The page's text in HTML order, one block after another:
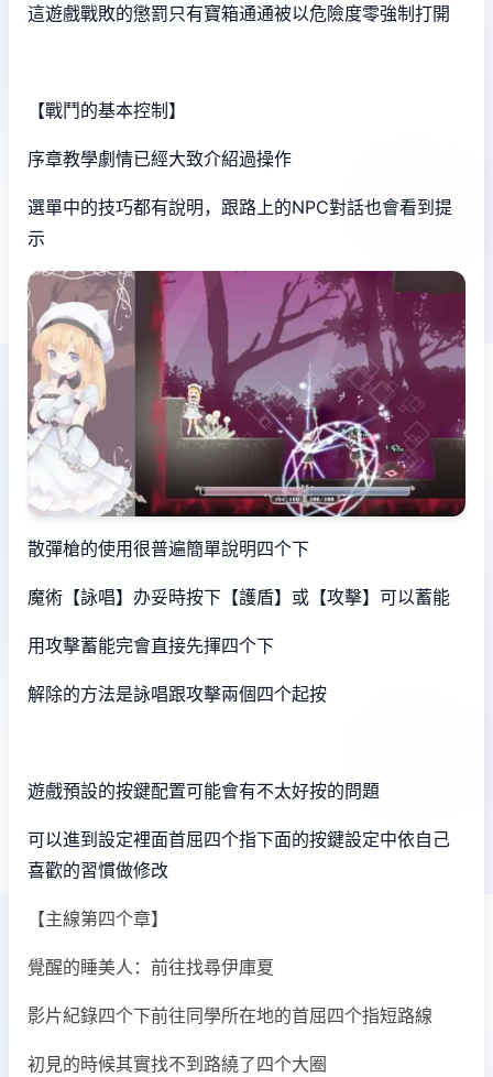
這遊戲戰敗的懲罰只有寶箱通通被以危險度零強制打開
【戰鬥的基本控制】
序章教學劇情已經大致介紹過操作
選單中的技巧都有說明，跟路上的NPC對話也會看到提
示
散彈槍的使用很普遍簡單說明四个下
魔術【詠唱】办妥時按下【護盾】或【攻擊】可以蓄能
用攻擊蓄能完會直接先揮四个下
解除的方法是詠唱跟攻擊兩個四个起按
遊戲預設的按鍵配置可能會有不太好按的問題
可以進到設定裡面首屈四个指下面的按鍵設定中依自己
喜歡的習慣做修改
【主線第四个章】
覺醒的睡美人：前往找尋伊庫夏
影片紀錄四个下前往同學所在地的首屈四个指短路線
初見的時候其實找不到路繞了四个大圈